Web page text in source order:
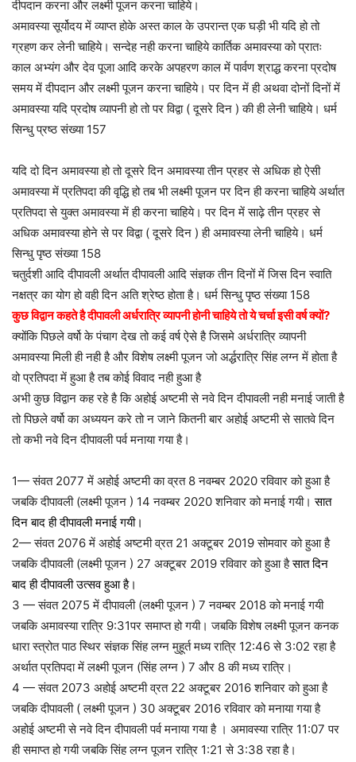
दीपदान करना और लक्ष्मी पूजन करना चाहिये।
अमावस्या सूर्योदय में व्याप्त होके अस्त काल के उपरान्त एक घड़ी भी यदि हो तो
ग्रहण कर लेनी चाहिये। सन्देह नही करना चाहिये कार्तिक अमावस्या को प्रातः
काल अभ्यंग और देव पूजा आदि करके अपहरण काल में पार्वण श्राद्ध करना प्रदोष
समय में दीपदान और लक्ष्मी पूजन करना चाहिये। पर दिन में ही अथवा दोनों दिनों में
अमावस्या यदि प्रदोष व्यापनी हो तो पर विद्वा ( दूसरे दिन ) की ही लेनी चाहिये। धर्म
सिन्धु प्रष्ठ संख्या 157
यदि दो दिन अमावस्या हो तो दूसरे दिन अमावस्या तीन प्रहर से अधिक हो ऐसी
अमावस्या में प्रतिपदा की वृद्धि हो तब भी लक्ष्मी पूजन पर दिन ही करना चाहिये अर्थात
प्रतिपदा से युक्त अमावस्या में ही करना चाहिये। पर दिन में साढ़े तीन प्रहर से
अधिक अमावस्या होने से पर विद्वा ( दूसरे दिन ) ही अमावस्या लेनी चाहिये। धर्म
सिन्धु पृष्ठ संख्या 158
चतुर्दशी आदि दीपावली अर्थात दीपावली आदि संज्ञक तीन दिनों में जिस दिन स्वाति
नक्षत्र का योग हो वही दिन अति श्रेष्ठ होता है। धर्म सिन्धु पृष्ठ संख्या 158
कुछ विद्वान कहते है दीपावली अर्धरात्रि व्यापनी होनी चाहिये तो ये चर्चा इसी वर्ष क्यों?
क्योंकि पिछले वर्षो के पंचाग देख तो कई वर्ष ऐसे है जिसमे अर्धरात्रि व्यापनी
अमावस्या मिली ही नही है और विशेष लक्ष्मी पूजन जो अर्द्धरात्रि सिंह लग्न में होता है
वो प्रतिपदा में हुआ है तब कोई विवाद नही हुआ है
अभी कुछ विद्वान कह रहे है कि अहोई अष्टमी से नवे दिन दीपावली नही मनाई जाती है
तो पिछले वर्षो का अध्ययन करे तो न जाने कितनी बार अहोई अष्टमी से सातवे दिन
तो कभी नवे दिन दीपावली पर्व मनाया गया है।
1— संवत 2077 में अहोई अष्टमी का व्रत 8 नवम्बर 2020 रविवार को हुआ है
जबकि दीपावली (लक्ष्मी पूजन ) 14 नवम्बर 2020 शनिवार को मनाई गयी। सात
दिन बाद ही दीपावली मनाई गयी।
2— संवत 2076 में अहोई अष्टमी व्रत 21 अक्टूबर 2019 सोमवार को हुआ है
जबकि दीपावली (लक्ष्मी पूजन ) 27 अक्टूबर 2019 रविवार को हुआ हैसात दिन
बाद ही दीपावली उत्सव हुआ है।
3 — संवत 2075 में दीपावली (लक्ष्मी पूजन ) 7 नवम्बर 2018 को मनाई गयी
जबकि अमावस्या रात्रि 9:31पर समाप्त हो गयी। जबकि विशेष लक्ष्मी पूजन कनक
धारा स्त्रोत पाठ स्थिर संज्ञक सिंह लग्न मुहूर्त मध्य रात्रि 12:46 से 3:02 रहा है
अर्थात प्रतिपदा में लक्ष्मी पूजन (सिंह लग्न ) 7 और 8 की मध्य रात्रि।
4 — संवत 2073 अहोई अष्टमी व्रत 22 अक्टूबर 2016 शनिवार को हुआ है
जबकि दीपावली ( लक्ष्मी पूजन ) 30 अक्टूबर 2016 रविवार को मनाया गया है
अहोई अष्टमी से नवे दिन दीपावली पर्व मनाया गया है । अमावस्या रात्रि 11:07 पर
ही समाप्त हो गयी जबकि सिंह लग्न पूजन रात्रि 1:21 से 3:38 रहा है।